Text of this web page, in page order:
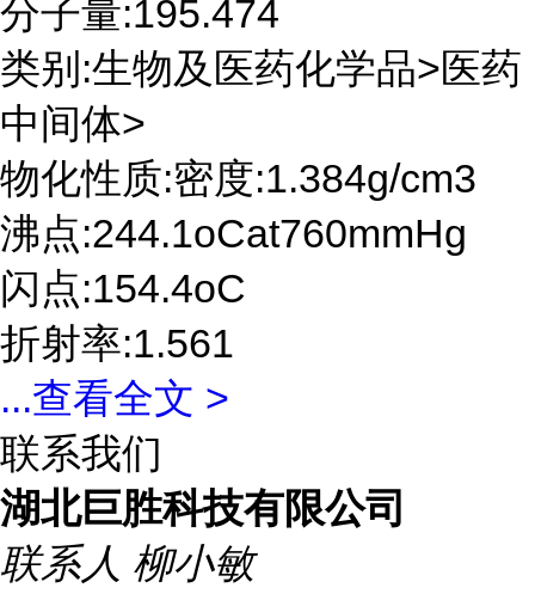
分子量:195.474
类别:生物及医药化学品>医药
中间体>
物化性质:密度:1.384g/cm3
沸点:244.1oCat760mmHg
闪点:154.4oC
折射率:1.561
...查看全文 >
联系我们
湖北巨胜科技有限公司
联系人 柳小敏